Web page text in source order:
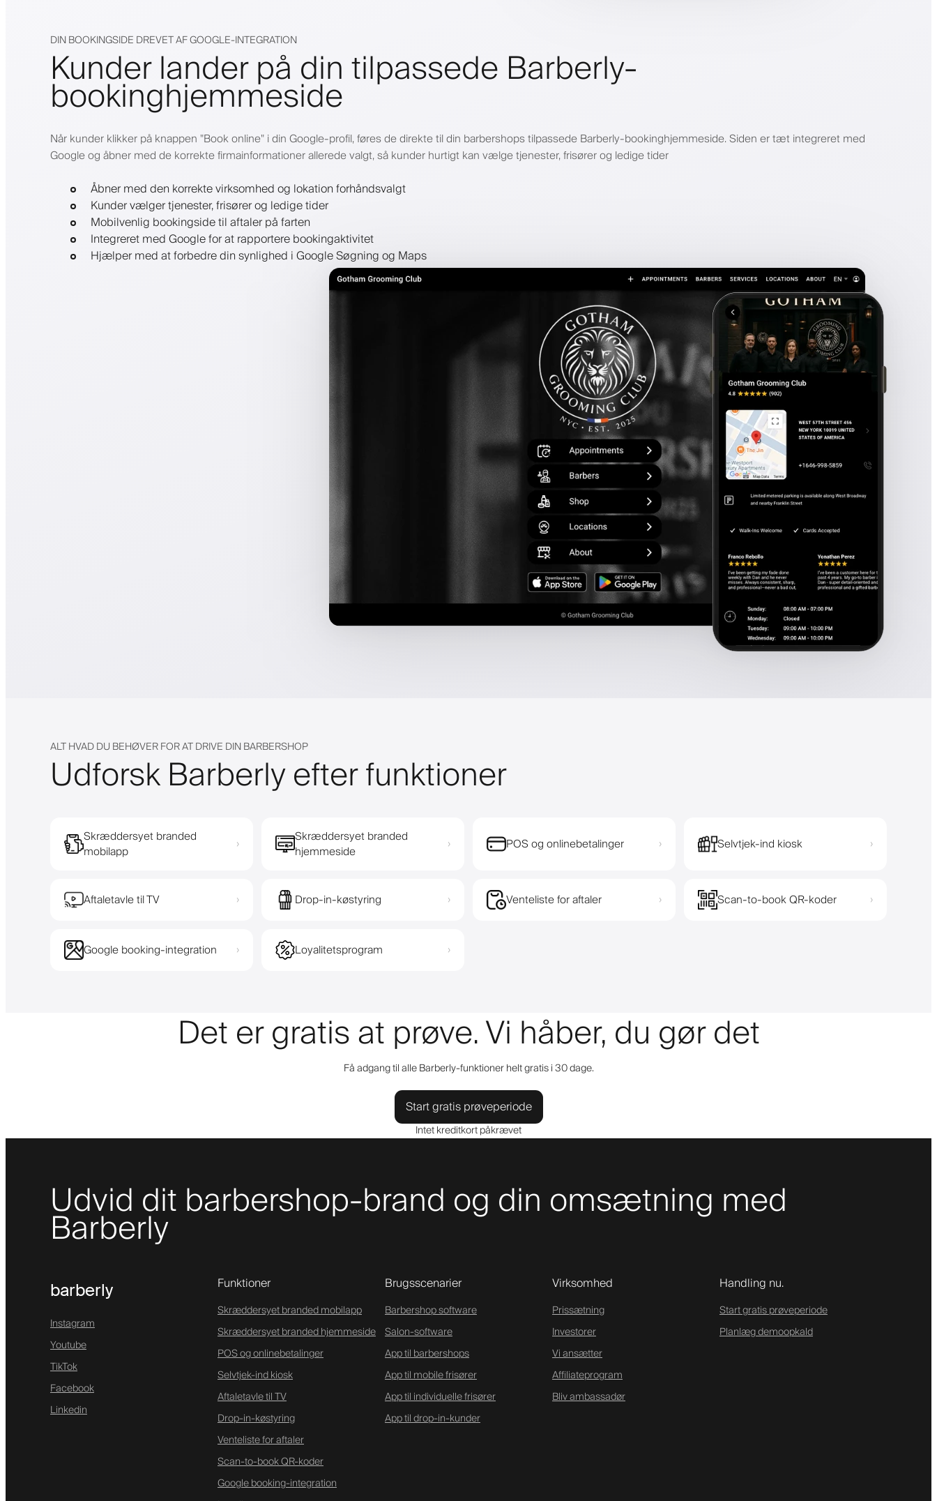
DIN BOOKINGSIDE DREVET AF GOOGLE-INTEGRATION
Kunder lander på din tilpassede Barberly-
bookinghjemmeside
Når kunder klikker på knappen "Book online" i din Google-profil, føres de direkte til din barbershops tilpassede Barberly-bookinghjemmeside. Siden er tæt integreret med
Google og åbner med de korrekte firmainformationer allerede valgt, så kunder hurtigt kan vælge tjenester, frisører og ledige tider
Åbner med den korrekte virksomhed og lokation forhåndsvalgt
Kunder vælger tjenester, frisører og ledige tider
Mobilvenlig bookingside til aftaler på farten
Integreret med Google for at rapportere bookingaktivitet
Hjælper med at forbedre din synlighed i Google Søgning og Maps
ALT HVAD DU BEHØVER FOR AT DRIVE DIN BARBERSHOP
Udforsk Barberly efter funktioner
Skræddersyet branded
mobilapp
›
Skræddersyet branded
hjemmeside
› POS og onlinebetalinger › Selvtjek-ind kiosk ›
Aftaletavle til TV › Drop-in-køstyring › Venteliste for aftaler › Scan-to-book QR-koder ›
Google booking-integration › Loyalitetsprogram ›
Det er gratis at prøve. Vi håber, du gør det
Få adgang til alle Barberly-funktioner helt gratis i 30 dage.
Start gratis prøveperiode
Intet kreditkort påkrævet
Udvid dit barbershop-brand og din omsætning med
Barberly
barberly
Instagram
Youtube
TikTok
Facebook
Linkedin
Funktioner
Skræddersyet branded mobilapp
Skræddersyet branded hjemmeside
POS og onlinebetalinger
Selvtjek-ind kiosk
Aftaletavle til TV
Drop-in-køstyring
Venteliste for aftaler
Scan-to-book QR-koder
Google booking-integration
Brugsscenarier
Barbershop software
Salon-software
App til barbershops
App til mobile frisører
App til individuelle frisører
App til drop-in-kunder
Virksomhed
Prissætning
Investorer
Vi ansætter
Affiliateprogram
Bliv ambassadør
Handling nu.
Start gratis prøveperiode
Planlæg demoopkald